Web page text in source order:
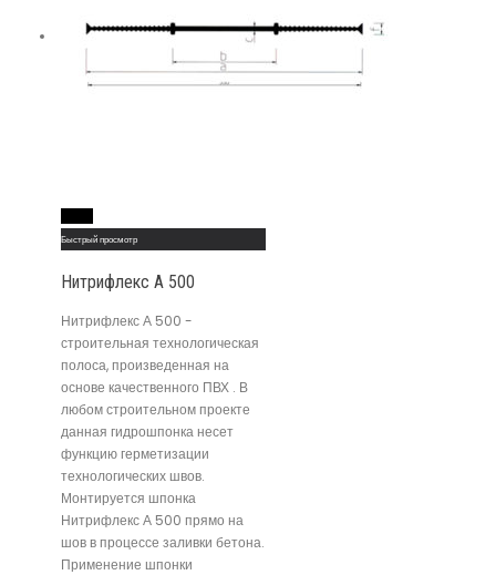
Быстрый просмотр
Нитрифлекс А 500
Нитрифлекс А 500 -
строительная технологическая
полоса, произведенная на
основе качественного ПВХ . В
любом строительном проекте
данная гидрошпонка несет
функцию герметизации
технологических швов.
Монтируется шпонка
Нитрифлекс А 500 прямо на
шов в процессе заливки бетона.
Применение шпонки